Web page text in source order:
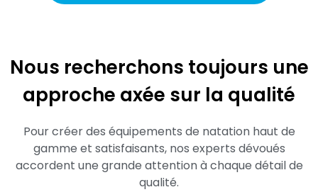
Nous recherchons toujours une
approche axée sur la qualité
Pour créer des équipements de natation haut de
gamme et satisfaisants, nos experts dévoués
accordent une grande attention à chaque détail de
qualité.